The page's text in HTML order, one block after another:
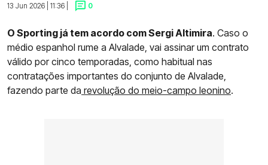
13 Jun 2026 | 11:36 |
0
O Sporting já tem acordo com Sergi Altimira. Caso o
médio espanhol rume a Alvalade, vai assinar um contrato
válido por cinco temporadas, como habitual nas
contratações importantes do conjunto de Alvalade,
fazendo parte da revolução do meio-campo leonino.